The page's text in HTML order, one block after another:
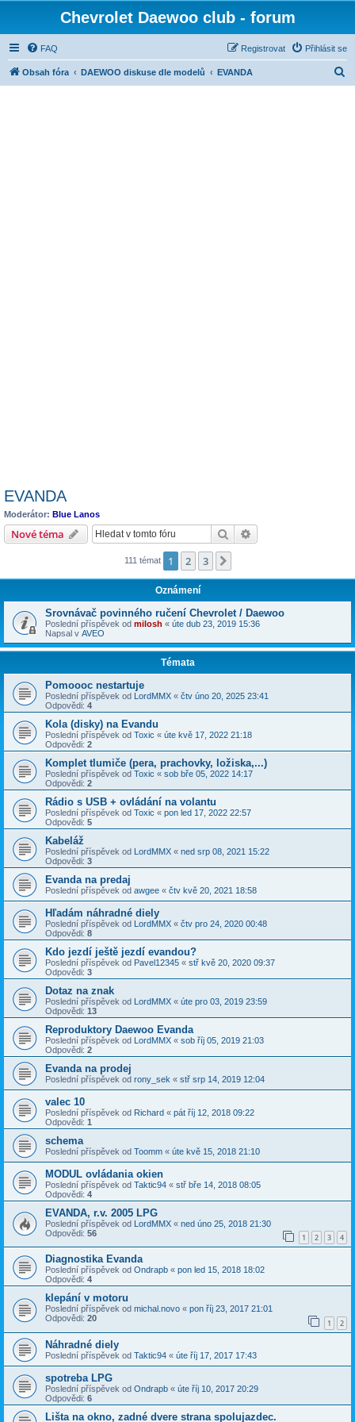
Chevrolet Daewoo club - forum
FAQ Přihlásit se
Registrovat
Obsah fóra DAEWOO diskuse dle modelů EVANDA
EVANDA
Moderátor: Blue Lanos
Nové téma Hledat
111 témat 1 2 3
Oznámení
Srovnávač povinného ručení Chevrolet / Daewoo
Poslední příspěvek od milosh « úte dub 23, 2019 15:36
Napsal v AVEO
Témata
Pomoooc nestartuje
Poslední příspěvek od LordMMX « čtv úno 20, 2025 23:41
Odpovědi: 4
Kola (disky) na Evandu
Poslední příspěvek od Toxic « úte kvě 17, 2022 21:18
Odpovědi: 2
Komplet tlumiče (pera, prachovky, ložiska,...)
Poslední příspěvek od Toxic « sob bře 05, 2022 14:17
Odpovědi: 2
Rádio s USB + ovládání na volantu
Poslední příspěvek od Toxic « pon led 17, 2022 22:57
Odpovědi: 5
Kabeláž
Poslední příspěvek od LordMMX « ned srp 08, 2021 15:22
Odpovědi: 3
Evanda na predaj
Poslední příspěvek od awgee « čtv kvě 20, 2021 18:58
Hľadám náhradné diely
Poslední příspěvek od LordMMX « čtv pro 24, 2020 00:48
Odpovědi: 8
Kdo jezdí ještě jezdí evandou?
Poslední příspěvek od Pavel12345 « stř kvě 20, 2020 09:37
Odpovědi: 3
Dotaz na znak
Poslední příspěvek od LordMMX « úte pro 03, 2019 23:59
Odpovědi: 13
Reproduktory Daewoo Evanda
Poslední příspěvek od LordMMX « sob říj 05, 2019 21:03
Odpovědi: 2
Evanda na prodej
Poslední příspěvek od rony_sek « stř srp 14, 2019 12:04
valec 10
Poslední příspěvek od Richard « pát říj 12, 2018 09:22
Odpovědi: 1
schema
Poslední příspěvek od Toomm « úte kvě 15, 2018 21:10
MODUL ovládania okien
Poslední příspěvek od Taktic94 « stř bře 14, 2018 08:05
Odpovědi: 4
EVANDA, r.v. 2005 LPG
Poslední příspěvek od LordMMX « ned úno 25, 2018 21:30
Odpovědi: 56 1 2 3 4
Diagnostika Evanda
Poslední příspěvek od Ondrapb « pon led 15, 2018 18:02
Odpovědi: 4
klepání v motoru
Poslední příspěvek od michal.novo « pon říj 23, 2017 21:01
Odpovědi: 20 1 2
Náhradné diely
Poslední příspěvek od Taktic94 « úte říj 17, 2017 17:43
spotreba LPG
Poslední příspěvek od Ondrapb « úte říj 10, 2017 20:29
Odpovědi: 6
Lišta na okno, zadné dvere strana spolujazdec.